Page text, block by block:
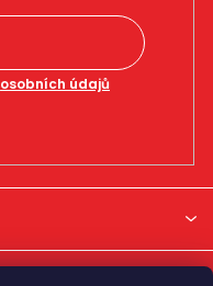
osobních údajů